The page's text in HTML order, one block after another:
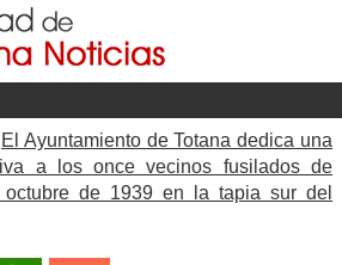
El Ayuntamiento de Totana dedica una
a los once vecinos fusilados de
de 1939 en la tapia sur del